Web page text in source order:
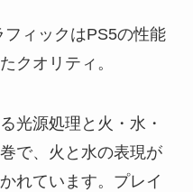
ィックはPS5の性能
クオリティ。
光源処理と火・水・
で、火と水の表現が
れています。プレイ